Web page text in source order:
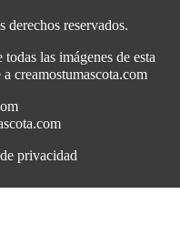
reservados.
las imágenes de esta
creamostumascota.com
privacidad